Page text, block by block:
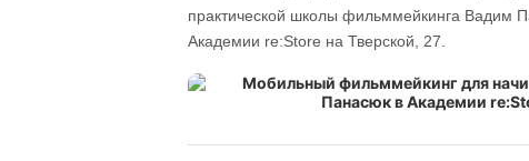
практической школы фильммейкинга Вадим
Академии re:Store на Тверской, 27.